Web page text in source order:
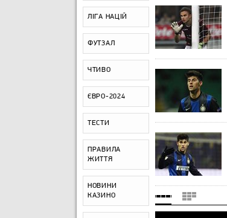
ЛІГА НАЦІЙ
ФУТЗАЛ
ЧТИВО
ЄВРО-2024
ТЕСТИ
ПРАВИЛА
ЖИТТЯ
НОВИНИ
КАЗИНО